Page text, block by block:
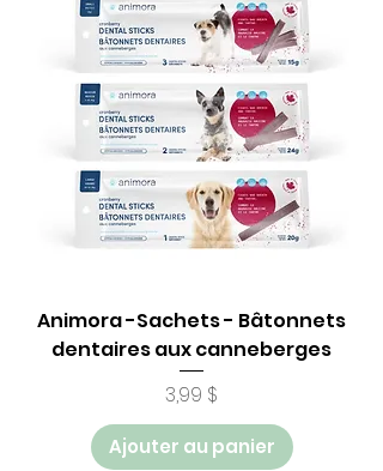
Animora -Sachets - Bâtonnets
dentaires aux canneberges
Prix
3,99 $
Ajouter au panier